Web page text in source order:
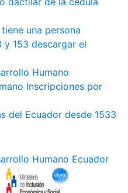
una persona
y 153 descargar el
Humano
Inscripciones por
del Ecuador desde 1533
Humano Ecuador